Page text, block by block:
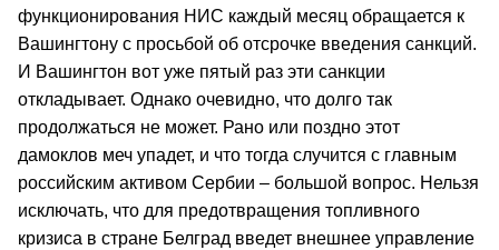
функционирования НИС каждый месяц обращается к
Вашингтону с просьбой об отсрочке введения санкций.
И Вашингтон вот уже пятый раз эти санкции
откладывает. Однако очевидно, что долго так
продолжаться не может. Рано или поздно этот
дамоклов меч упадет, и что тогда случится с главным
российским активом Сербии – большой вопрос. Нельзя
исключать, что для предотвращения топливного
кризиса в стране Белград введет внешнее управление